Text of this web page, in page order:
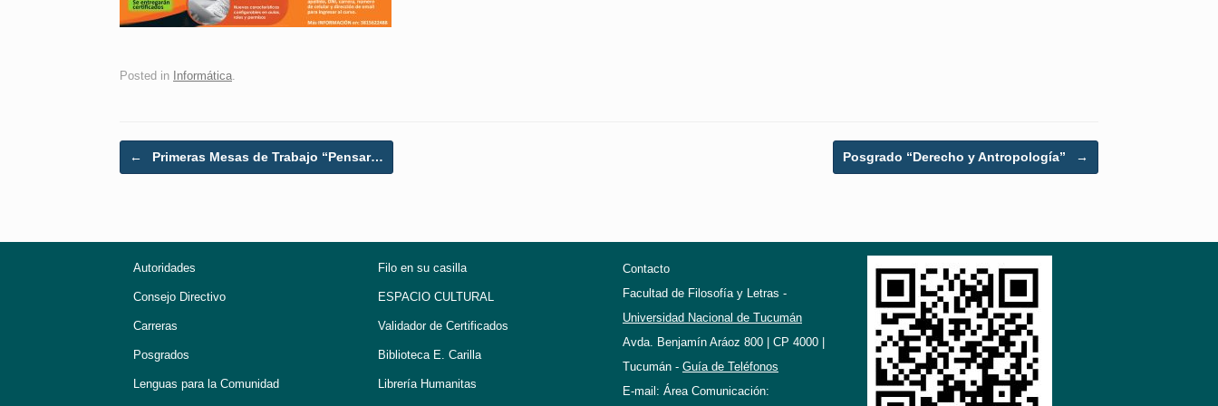
Posted in Informática.
Post navigation
← Primeras Mesas de Trabajo “Pensar… Posgrado “Derecho y Antropología” →
Autoridades
Consejo Directivo
Carreras
Posgrados
Lenguas para la Comunidad
Filo en su casilla
ESPACIO CULTURAL
Validador de Certificados
Biblioteca E. Carilla
Librería Humanitas
Contacto
Facultad de Filosofía y Letras -
Universidad Nacional de Tucumán
Avda. Benjamín Aráoz 800 | CP 4000 |
Tucumán - Guía de Teléfonos
E-mail: Área Comunicación: